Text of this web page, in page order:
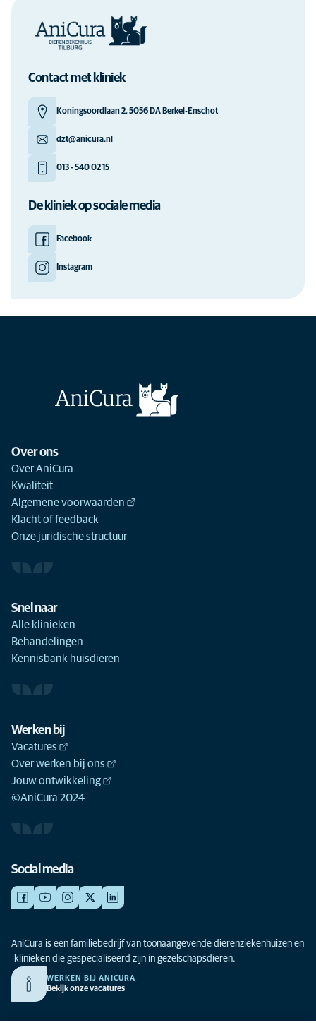
Contact met kliniek
Koningsoordlaan 2, 5056 DA Berkel-Enschot
dzt@anicura.nl
013 - 540 02 15
De kliniek op sociale media
Facebook
Instagram
Over ons
Over AniCura
Kwaliteit
Algemene voorwaarden
Klacht of feedback
Onze juridische structuur
Snel naar
Alle klinieken
Behandelingen
Kennisbank huisdieren
Werken bij
Vacatures
Over werken bij ons
Jouw ontwikkeling
©AniCura 2024
Social media
AniCura is een familiebedrijf van toonaangevende dierenziekenhuizen en
-klinieken die gespecialiseerd zijn in gezelschapsdieren.
WERKEN BIJ ANICURA
Bekijk onze vacatures